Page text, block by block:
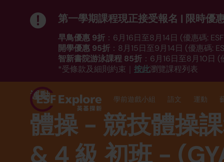
第一學期課程現正接受報名 | 限時優
早鳥優惠 9折 ：6月16日至8月14日 (優惠碼:
開學優惠 95折 ：8月15日至9月14日 (優惠碼:
智新書院游泳課程 85折 ：6月16日至8月10日 (
*受條款及細則約束｜ 按此瀏覽課程列表
學前遊戲小組 語文 運動
運動
體操 - 競技體操
& 4 級 初班 -